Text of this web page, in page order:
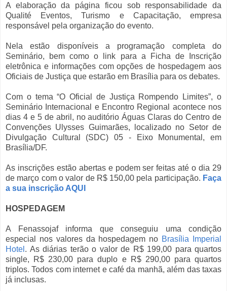
A elaboração da página ficou sob responsabilidade da
Qualité Eventos, Turismo e Capacitação, empresa
responsável pela organização do evento.
Nela estão disponíveis a programação completa do
Seminário, bem como o link para a Ficha de Inscrição
eletrônica e informações com opções de hospedagem aos
Oficiais de Justiça que estarão em Brasília para os debates.
Com o tema “O Oficial de Justiça Rompendo Limites”, o
Seminário Internacional e Encontro Regional acontece nos
dias 4 e 5 de abril, no auditório Águas Claras do Centro de
Convenções Ulysses Guimarães, localizado no Setor de
Divulgação Cultural (SDC) 05 - Eixo Monumental, em
Brasília/DF.
As inscrições estão abertas e podem ser feitas até o dia 29
de março com o valor de R$ 150,00 pela participação. Faça
a sua inscrição AQUI
HOSPEDAGEM
A Fenassojaf informa que conseguiu uma condição
especial nos valores da hospedagem no Brasília Imperial
Hotel . As diárias terão o valor de R$ 199,00 para quartos
single, R$ 230,00 para duplo e R$ 290,00 para quartos
triplos. Todos com internet e café da manhã, além das taxas
já inclusas.